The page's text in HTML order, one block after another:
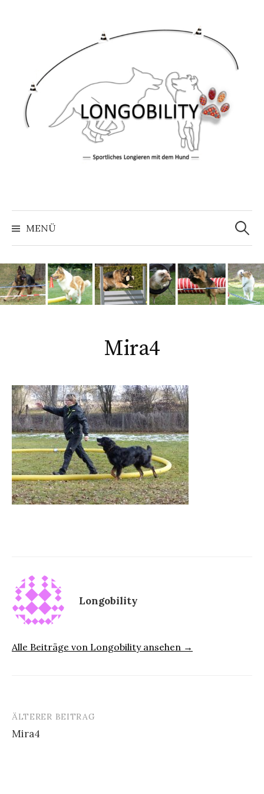
MENÜ
Suche
nach:
Mira4
Longobility
Alle Beiträge von Longobility ansehen →
Beitrags-
Navigation
ÄLTERER BEITRAG
Mira4